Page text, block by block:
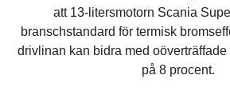
att 13-litersmotorn Scania
branschstandard för termisk
drivlinan kan bidra med
på 8 procent.